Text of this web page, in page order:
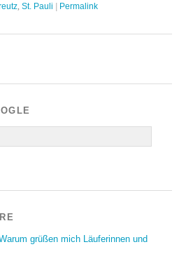
St. Pauli | Permalink
grüßen mich Läuferinnen und